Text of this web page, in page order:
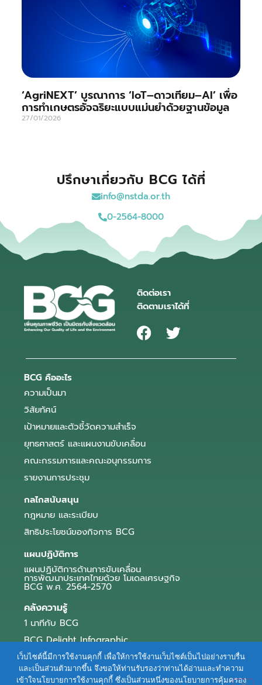
‘AgriNEXT’ บูรณาการ ‘IoT–ดาวเทียม–AI’ เพื่อ
การทำเกษตรอัจฉริยะแบบแม่นยำด้วยฐานข้อมูล
27/01/2026
ปรึกษาเกี่ยวกับ BCG ได้ที่
info@nstda.or.th
0-2564-8000
ติดต่อเรา
ติดตามเราได้ที่
BCG คืออะไร
ความเป็นมา
วิสัยทัศน์
เป้าหมายและตัวชี้วัดความสำเร็จ
ยุทธศาสตร์ และแผนงานขับเคลื่อน
คณะกรรมการและคณะอนุกรรมการ
รายงานการประชุม
กลไกสนับสนุน
กฎหมาย และระเบียบ
สิทธิประโยชน์ของกิจการ BCG
แผนปฏิบัติการ
แผนปฏิบัติการด้านการขับเคลื่อน
การพัฒนาประเทศไทยด้วย โมเดลเศรษฐกิจ
BCG พ.ศ. 2564-2570
คลังความรู้
1 นาทีกับ BCG
BCG Delight Infographic
สื่อประชาสัมพันธ์
e-Book Series
เว็บไซต์นี้มีการใช้งานคุกกี้ เพื่อให้การใช้งานเว็บไซต์เป็นไปอย่างราบรื่น
และเป็นส่วนตัวมากขึ้น จึงขอให้ท่านรับรองว่าท่านได้อ่านและทำความ
เข้าใจนโยบายการใช้งานคุกกี้ ซึ่งเป็นส่วนหนึ่งของนโยบายการคุ้มครอง